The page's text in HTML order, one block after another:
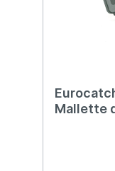
Mallette